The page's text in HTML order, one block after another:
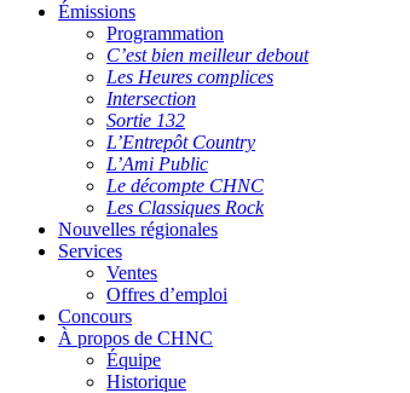
Émissions
Programmation
C’est bien meilleur debout
Les Heures complices
Intersection
Sortie 132
L’Entrepôt Country
L’Ami Public
Le décompte CHNC
Les Classiques Rock
Nouvelles régionales
Services
Ventes
Offres d’emploi
Concours
À propos de CHNC
Équipe
Historique